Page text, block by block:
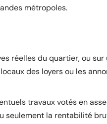
métropoles.
réelles du quartier, ou sur
des loyers ou les
travaux votés en
seulement la rentabilité